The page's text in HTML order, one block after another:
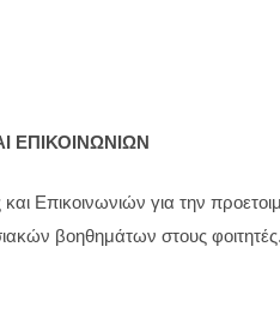
ΕΠΙΚΟΙΝΩΝΙΩΝ
Επικοινωνιών για την
βοηθημάτων στους φοιτητές.